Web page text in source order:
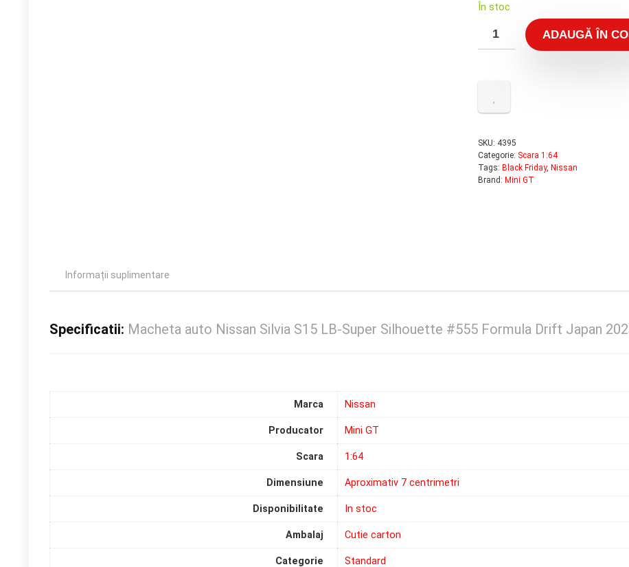
În stoc
ADAUGĂ ÎN
SKU: 4395
Categorie: Scara 1:64
Tags: Black Friday, Nissan
Brand: Mini GT
Informații suplimentare
Specificatii: Macheta auto Nissan Silvia S15 LB-Super Silhouette #555 Formula Drift Japan
Marca Nissan
Producator Mini GT
Scara 1:64
Dimensiune Aproximativ 7 centrimetri
Disponibilitate In stoc
Ambalaj Cutie carton
Categorie Standard